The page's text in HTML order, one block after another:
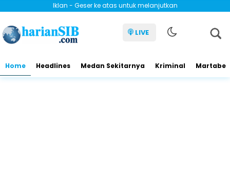
Iklan - Geser ke atas untuk melanjutkan
LIVE
Home Headlines Medan Sekitarnya Kriminal Martabe